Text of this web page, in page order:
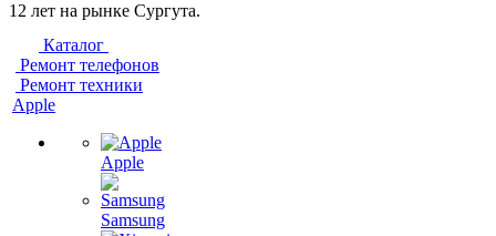
12 лет на рынке Сургута.
Каталог
Ремонт телефонов
Ремонт техники
Apple
Apple
Samsung